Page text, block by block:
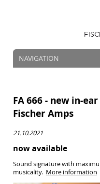
Skip
navigation
NAVIGATION
FA 666 - new in-
Fischer Amps
21.10.2021
now available
Sound signature with
musicality. More information